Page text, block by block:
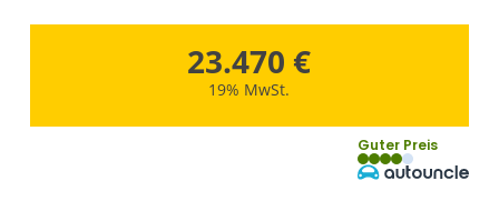
23.470 €
19% MwSt.
Guter Preis